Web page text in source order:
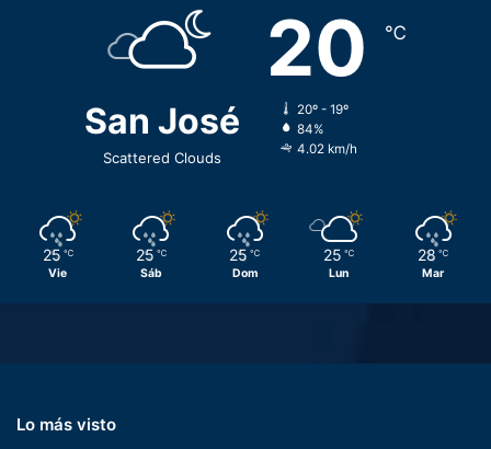
San José
Scattered Clouds
20 ℃
20º - 19º
84%
4.02 km/h
25 ℃
Vie
25 ℃
Sáb
25 ℃
Dom
25 ℃
Lun
28 ℃
Mar
Lo más visto